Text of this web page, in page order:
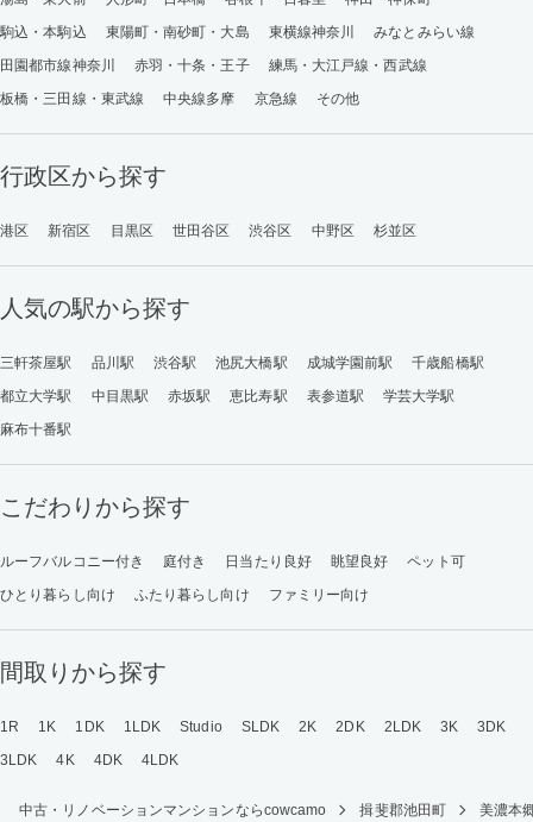
駒込・本駒込
東陽町・南砂町・大島 東横線神奈川
みなとみらい線
田園都市線神奈川
赤羽・十条・王子
練馬・大江戸線・西武線
板橋・三田線・東武線
中央線多摩 京急線 その他
行政区から探す
港区 新宿区 目黒区 世田谷区 渋谷区 中野区 杉並区
人気の駅から探す
三軒茶屋駅 品川駅 渋谷駅 池尻大橋駅 成城学園前駅
千歳船橋駅
都立大学駅
中目黒駅 赤坂駅 恵比寿駅 表参道駅
学芸大学駅
麻布十番駅
こだわりから探す
ルーフバルコニー付き 庭付き 日当たり良好 眺望良好
ペット可
ひとり暮らし向け
ふたり暮らし向け ファミリー向け
間取りから探す
1R 1K 1DK 1LDK Studio SLDK 2K 2DK 2LDK 3K
3DK
3LDK
4K 4DK 4LDK
中古・リノベーションマンションならcowcamo 揖斐郡池田町 美濃本